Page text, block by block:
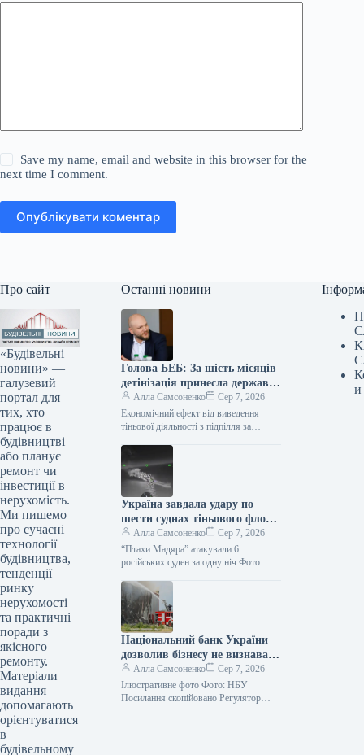
Save my name, email and website in this browser for the
next time I comment.
Опублікувати коментар
Про сайт
«Будівельні
новини» —
галузевий
портал для
тих, хто
працює в
будівництві
або планує
ремонт чи
інвестиції в
нерухомість.
Ми пишемо
про сучасні
технології
будівництва,
тенденції
ринку
нерухомості
та практичні
поради з
якісного
ремонту.
Матеріали
видання
допомагають
орієнтуватися
в
будівельному
Останні новини
Голова БЕБ: За шість місяців
детінізація принесла державі
13,8 мільярда гривень
Алла Самсоненко
Сер 7, 2026
Економічний ефект від виведення
тіньової діяльності з підпілля за
мільярда гривень…
Україна завдала удару по
шести суднах тіньового флоту
РФ і 10 енергетичних вузлах.
Алла Самсоненко
Сер 7, 2026
“Птахи Мадяра” атакували 6
російських суден за одну ніч Фото:
безпілотних систем 6-7 серпня вразили
102…
Національний банк України
дозволив бізнесу не визнавати
дефолт через атаки Росії.
Алла Самсоненко
Сер 7, 2026
Ілюстративне фото Фото: НБУ
Посилання скопійовано Регулятор
и